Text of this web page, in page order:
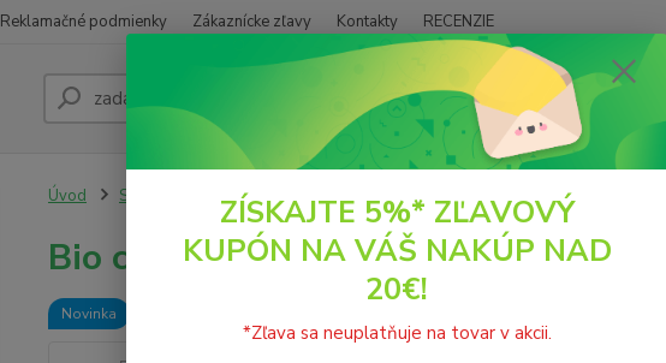
Reklamačné podmienky Zákaznícke zľavy Kontakty RECENZIE
Hľadať
(PO
Úvod SUŠENÉ PLODY Ovocie Bio celé struky rohovníka 300g Creta karob
Bio celé struky rohovníka 300g
Novinka
Celé
ZÍSKAJTE 5%* ZĽAVOVÝ
KUPÓN NA VÁŠ NAKÚP NAD
20€!
*Zľava sa neuplatňuje na tovar v akcii.